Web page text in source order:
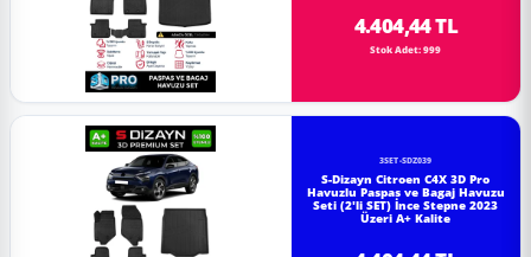
4.404,44 TL
Stok Adet: 999
3SET-SDZ039
S-Dizayn Citroen C4X 3D Pro
Havuzlu Paspas ve Bagaj Havuzu
Seti (2'li SET) İnce Stepne 2023
Üzeri A+ Kalite